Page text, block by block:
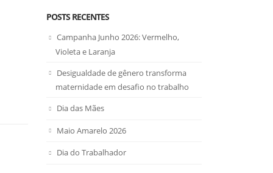
POSTS RECENTES
Campanha Junho 2026: Vermelho,
Violeta e Laranja
Desigualdade de gênero transforma
maternidade em desafio no trabalho
Dia das Mães
Maio Amarelo 2026
Dia do Trabalhador